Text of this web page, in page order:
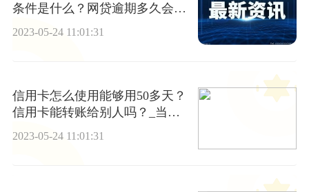
条件是什么？网贷逾期多久会上
2023-05-24 11:01:31
信用卡怎么使用能够用50多天？
信用卡能转账给别人吗？_当前
2023-05-24 11:01:31